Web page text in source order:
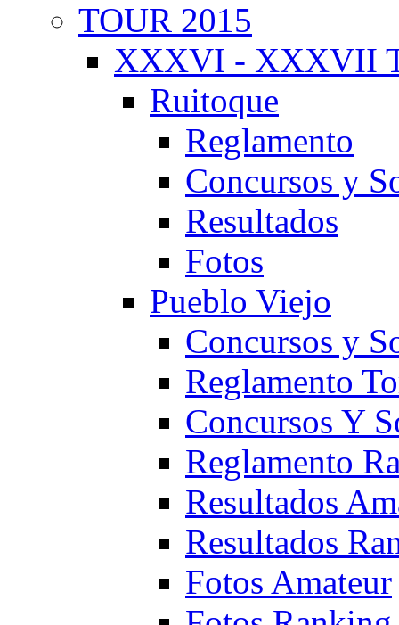
TOUR 2015
XXXVI - XXXVII
Ruitoque
Reglamento
Concursos y
Resultados
Fotos
Pueblo Viejo
Concursos y
Reglamento
Concursos Y
Reglamento
Resultados
Resultados
Fotos Amateur